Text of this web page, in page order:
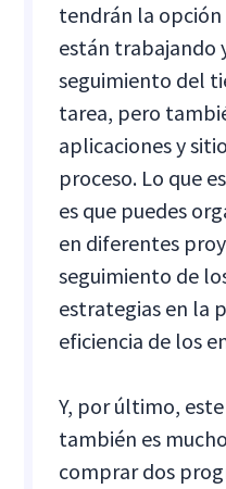
tendrán la opción
están trabajando
seguimiento del
tarea, pero
aplicaciones y
proceso. Lo que
es que puedes
en diferentes
seguimiento de
estrategias en la
eficiencia de los
Y, por último,
también es
comprar dos